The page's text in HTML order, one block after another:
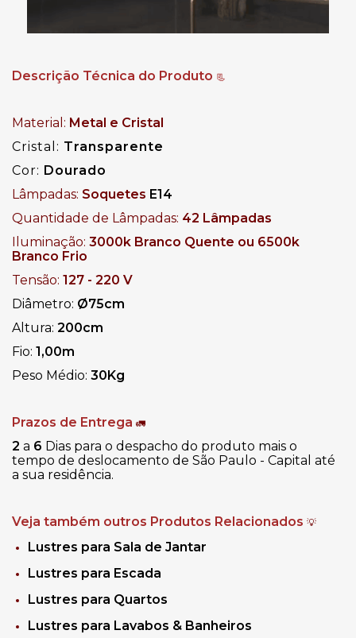
Descrição Técnica do Produto 📃
Material: Metal e Cristal
Cristal: Transparente
Cor: Dourado
Lâmpadas: Soquetes E14
Quantidade de Lâmpadas: 42 Lâmpadas
Iluminação: 3000k Branco Quente ou 6500k
Branco Frio
Tensão: 127 - 220 V
Diâmetro: Ø75cm
Altura: 200cm
Fio: 1,00m
Peso Médio: 30Kg
Prazos de Entrega 🚛
2 a 6 Dias para o despacho do produto mais o
tempo de deslocamento de São Paulo - Capital até
a sua residência.
Veja também outros Produtos Relacionados 💡
Lustres para Sala de Jantar
Lustres para Escada
Lustres para Quartos
Lustres para Lavabos & Banheiros